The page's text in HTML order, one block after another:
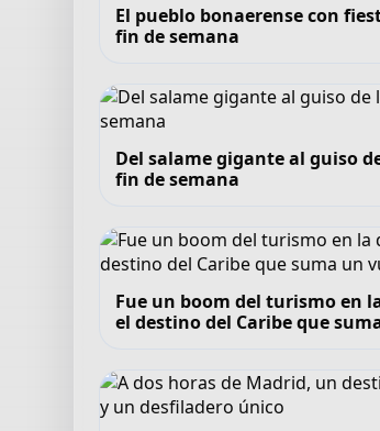
El pueblo bonaerense con
fin de semana
Del salame gigante al guiso
fin de semana
Fue un boom del turismo en
el destino del Caribe que